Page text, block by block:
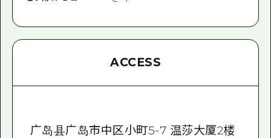
ACCESS
广岛县广岛市中区小町5-7 温莎大厦2楼